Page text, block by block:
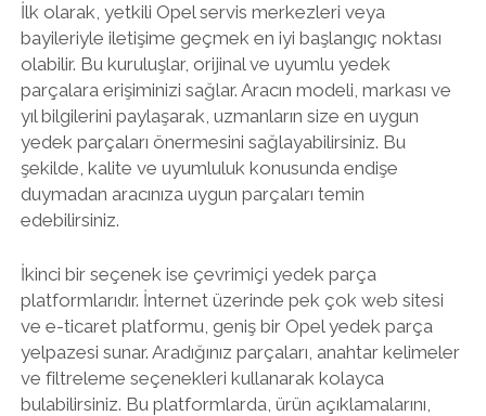
İlk olarak, yetkili Opel servis merkezleri veya
bayileriyle iletişime geçmek en iyi başlangıç noktası
olabilir. Bu kuruluşlar, orijinal ve uyumlu yedek
parçalara erişiminizi sağlar. Aracın modeli, markası ve
yıl bilgilerini paylaşarak, uzmanların size en uygun
yedek parçaları önermesini sağlayabilirsiniz. Bu
şekilde, kalite ve uyumluluk konusunda endişe
duymadan aracınıza uygun parçaları temin
edebilirsiniz.
İkinci bir seçenek ise çevrimiçi yedek parça
platformlarıdır. İnternet üzerinde pek çok web sitesi
ve e-ticaret platformu, geniş bir Opel yedek parça
yelpazesi sunar. Aradığınız parçaları, anahtar kelimeler
ve filtreleme seçenekleri kullanarak kolayca
bulabilirsiniz. Bu platformlarda, ürün açıklamalarını,